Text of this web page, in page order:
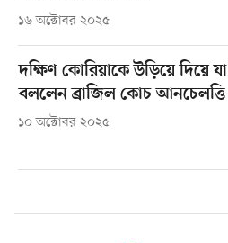
১৬ অক্টোবর ২০২৫
দক্ষিণ কোরিয়াকে উড়িয়ে দিয়ে যা
বললেন ব্রাজিল কোচ আনচেলত্তি
১০ অক্টোবর ২০২৫